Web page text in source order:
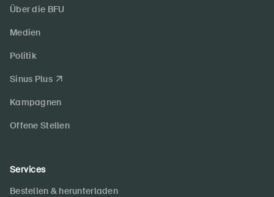
Über die BFU
Medien
Politik
Sinus Plus
Kampagnen
Offene Stellen
Services
Bestellen & herunterladen